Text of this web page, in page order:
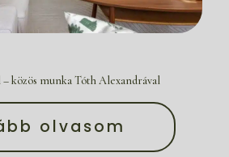
közös munka Tóth Alexandrával
olvasom